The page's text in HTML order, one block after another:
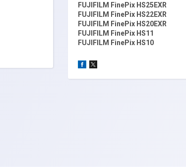
FUJIFILM FinePix HS25EXR
FUJIFILM FinePix HS22EXR
FUJIFILM FinePix HS20EXR
FUJIFILM FinePix HS11
FUJIFILM FinePix HS10